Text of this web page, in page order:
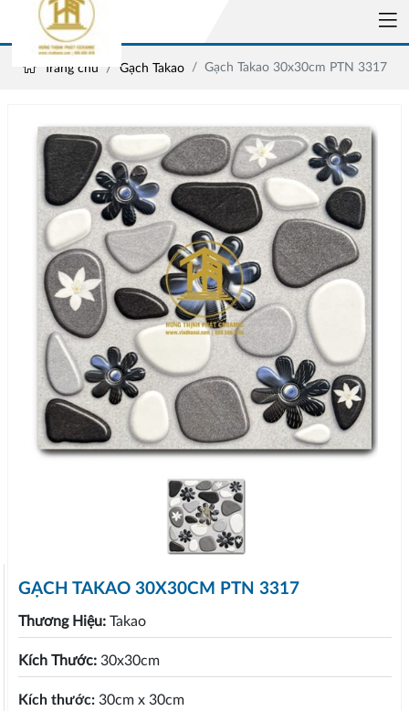
Trang chủ Gạch Takao Gạch Takao 30x30cm PTN 3317
GẠCH TAKAO 30X30CM PTN 3317
Thương Hiệu: Takao
Kích Thước: 30x30cm
Kích thước: 30cm x 30cm